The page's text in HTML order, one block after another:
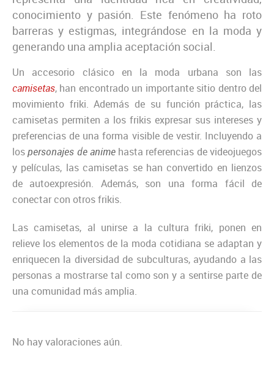
conocimiento y pasión. Este fenómeno ha roto
barreras y estigmas, integrándose en la moda y
generando una amplia aceptación social.
Un accesorio clásico en la moda urbana son las
camisetas, han encontrado un importante sitio dentro del
movimiento friki. Además de su función práctica, las
camisetas permiten a los frikis expresar sus intereses y
preferencias de una forma visible de vestir. Incluyendo a
lospersonajes de animehasta referencias de videojuegos
y películas, las camisetas se han convertido en lienzos
de autoexpresión. Además, son una forma fácil de
conectar con otros frikis.
Las camisetas, al unirse a la cultura friki, ponen en
relieve los elementos de la moda cotidiana se adaptan y
enriquecen la diversidad de subculturas, ayudando a las
personas a mostrarse tal como son y a sentirse parte de
una comunidad más amplia.
No hay valoraciones aún.